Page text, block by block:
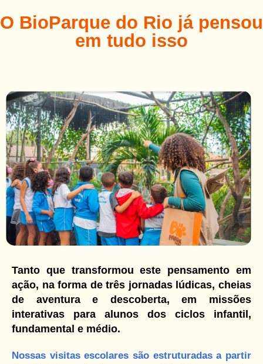
O BioParque do Rio jápensou
em tudo isso
Tanto que transformou este pensamento em
ação, na forma de três jornadas lúdicas, cheias
de aventura e descoberta, em missões
interativas para alunos dos ciclos infantil,
fundamental e médio.
Nossas visitas escolares são estruturadas a partir